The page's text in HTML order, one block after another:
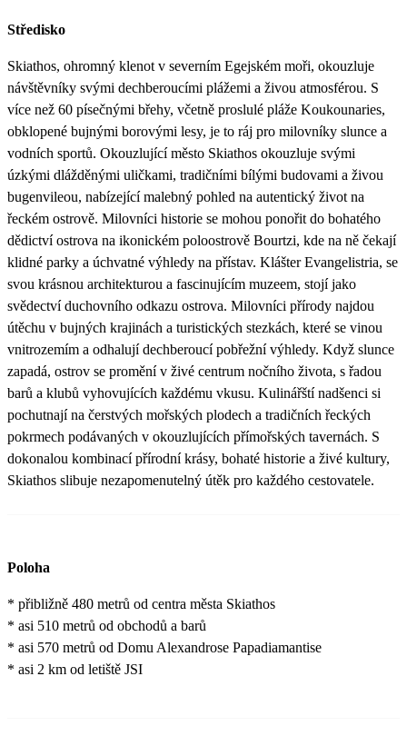
Středisko
Skiathos, ohromný klenot v severním Egejském moři, okouzluje
návštěvníky svými dechberoucími plážemi a živou atmosférou. S
více než 60 písečnými břehy, včetně proslulé pláže Koukounaries,
obklopené bujnými borovými lesy, je to ráj pro milovníky slunce a
vodních sportů. Okouzlující město Skiathos okouzluje svými
úzkými dlážděnými uličkami, tradičními bílými budovami a živou
bugenvileou, nabízející malebný pohled na autentický život na
řeckém ostrově. Milovníci historie se mohou ponořit do bohatého
dědictví ostrova na ikonickém poloostrově Bourtzi, kde na ně čekají
klidné parky a úchvatné výhledy na přístav. Klášter Evangelistria, se
svou krásnou architekturou a fascinujícím muzeem, stojí jako
svědectví duchovního odkazu ostrova. Milovníci přírody najdou
útěchu v bujných krajinách a turistických stezkách, které se vinou
vnitrozemím a odhalují dechberoucí pobřežní výhledy. Když slunce
zapadá, ostrov se promění v živé centrum nočního života, s řadou
barů a klubů vyhovujících každému vkusu. Kulinářští nadšenci si
pochutnají na čerstvých mořských plodech a tradičních řeckých
pokrmech podávaných v okouzlujících přímořských tavernách. S
dokonalou kombinací přírodní krásy, bohaté historie a živé kultury,
Skiathos slibuje nezapomenutelný útěk pro každého cestovatele.
Poloha
* přibližně 480 metrů od centra města Skiathos
* asi 510 metrů od obchodů a barů
* asi 570 metrů od Domu Alexandrose Papadiamantise
* asi 2 km od letiště JSI